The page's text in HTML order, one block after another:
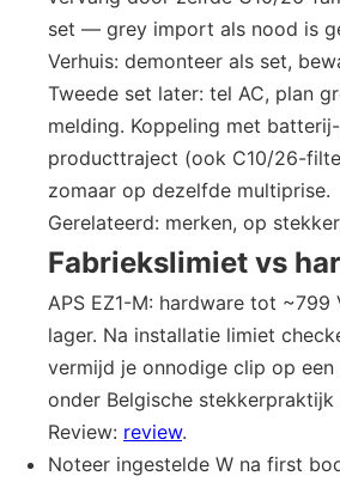
set — grey import als nood is
Verhuis: demonteer als set,
Tweede set later: tel AC, plan
melding. Koppeling met
producttraject (ook C10/26-
zomaar op dezelfde multiprise.
Gerelateerd: merken, op
Fabriekslimiet vs
APS EZ1-M: hardware tot ~799
lager. Na installatie limiet
vermijd je onnodige clip op
onder Belgische stekkerpraktijk
Review: review.
Noteer ingestelde W na first